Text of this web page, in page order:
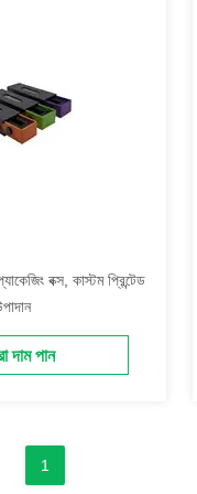
বক্স, কাস্টম প্রিন্টেড
দাম পান
1